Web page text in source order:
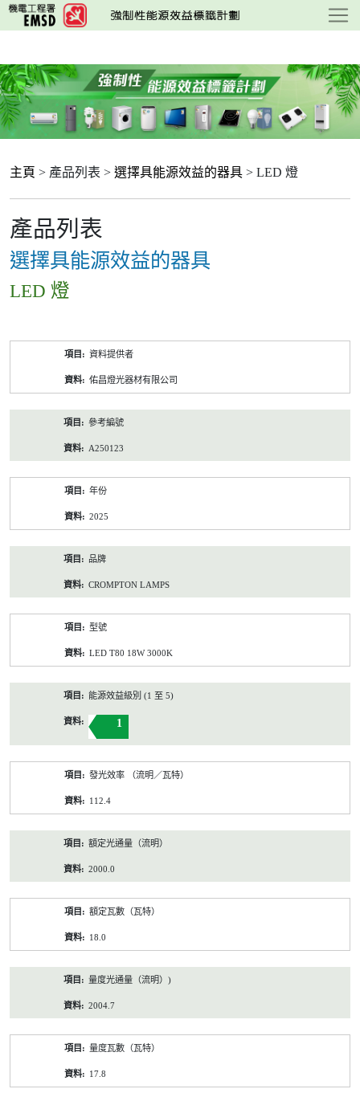
跳
至
要
內
容
主頁 > 產品列表 > 選擇具能源效益的器具 > LED 燈
產品列表
選擇具能源效益的器具
LED 燈
資料提供者
佑昌燈光器材有限公司
參考編號
A250123
年份
2025
品牌
CROMPTON LAMPS
型號
LED T80 18W 3000K
能源效益級別 (1 至 5)
1
發光效率 （流明／瓦特）
112.4
額定光通量（流明）
2000.0
額定瓦數（瓦特）
18.0
量度光通量（流明）)
2004.7
量度瓦數（瓦特）
17.8